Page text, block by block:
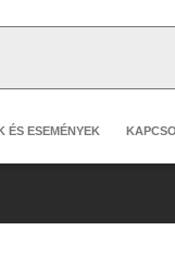
ÉS ESEMÉNYEK